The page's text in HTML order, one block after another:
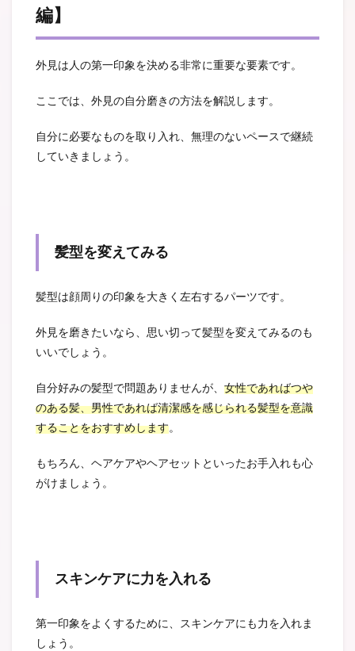
編】
外見は人の第一印象を決める非常に重要な要素です。
ここでは、外見の自分磨きの方法を解説します。
自分に必要なものを取り入れ、無理のないペースで継続
していきましょう。
髪型を変えてみる
髪型は顔周りの印象を大きく左右するパーツです。
外見を磨きたいなら、思い切って髪型を変えてみるのも
いいでしょう。
自分好みの髪型で問題ありませんが、 女性であればつや
のある髪、男性であれば清潔感を感じられる髪型を意識
することをおすすめします。
もちろん、ヘアケアやヘアセットといったお手入れも心
がけましょう。
スキンケアに力を入れる
第一印象をよくするために、スキンケアにも力を入れま
しょう。